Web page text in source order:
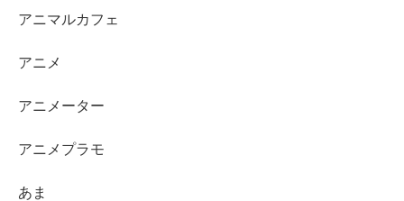
アニマルカフェ
アニメ
アニメーター
アニメプラモ
あま